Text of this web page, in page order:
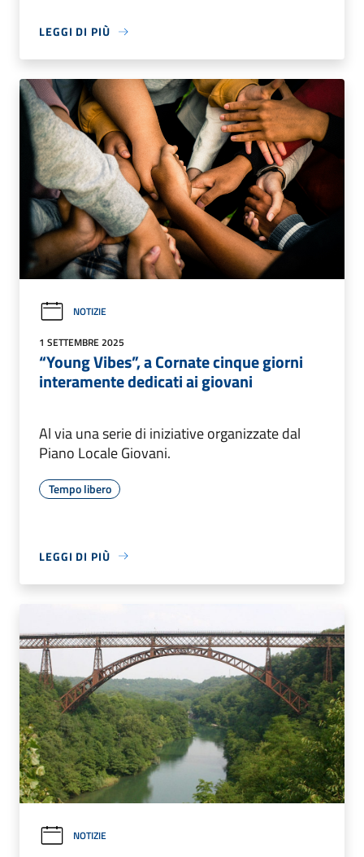
LEGGI DI PIÙ
NOTIZIE
1 SETTEMBRE 2025
“Young Vibes”, a Cornate cinque giorni
interamente dedicati ai giovani
Al via una serie di iniziative organizzate dal
Piano Locale Giovani.
Tempo libero
LEGGI DI PIÙ
NOTIZIE